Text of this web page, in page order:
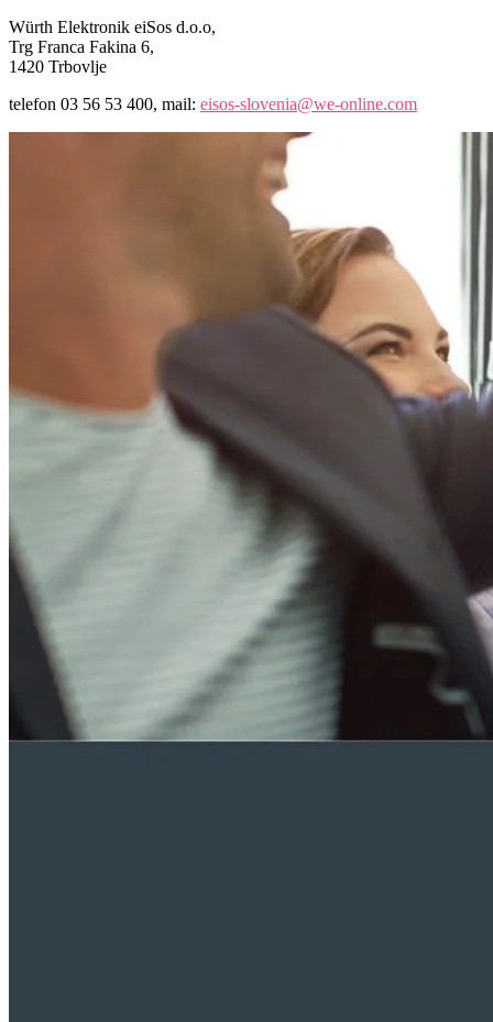
Würth Elektronik eiSos d.o.o,
Trg Franca Fakina 6,
1420 Trbovlje
telefon 03 56 53 400, mail: eisos-slovenia@we-online.com